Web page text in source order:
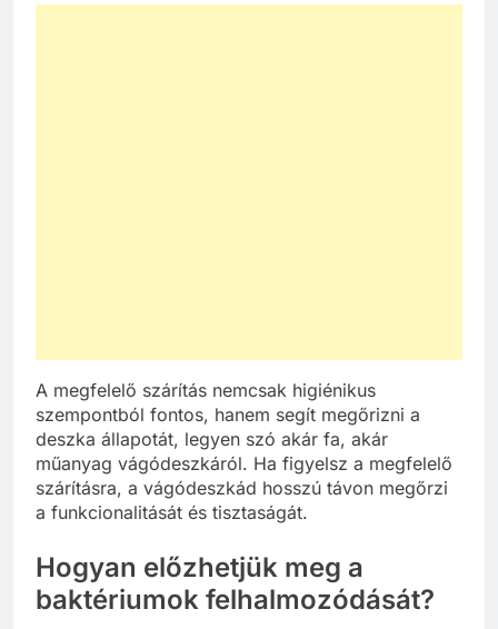
A megfelelő szárítás nemcsak higiénikus
szempontból fontos, hanem segít megőrizni a
deszka állapotát, legyen szó akár fa, akár
műanyag vágódeszkáról. Ha figyelsz a megfelelő
szárításra, a vágódeszkád hosszú távon megőrzi
a funkcionalitását és tisztaságát.
Hogyan előzhetjük meg a
baktériumok felhalmozódását?